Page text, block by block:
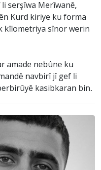
serşîwa Merîwanê,
Kurd kiriye ku forma
kîlometriya sînor werin
amade nebûne ku
navbirî jî gef li
kasibkaran bin.